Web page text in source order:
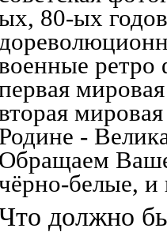
80-ых
ретро
Родине -
Обращаем
белые, и
должно